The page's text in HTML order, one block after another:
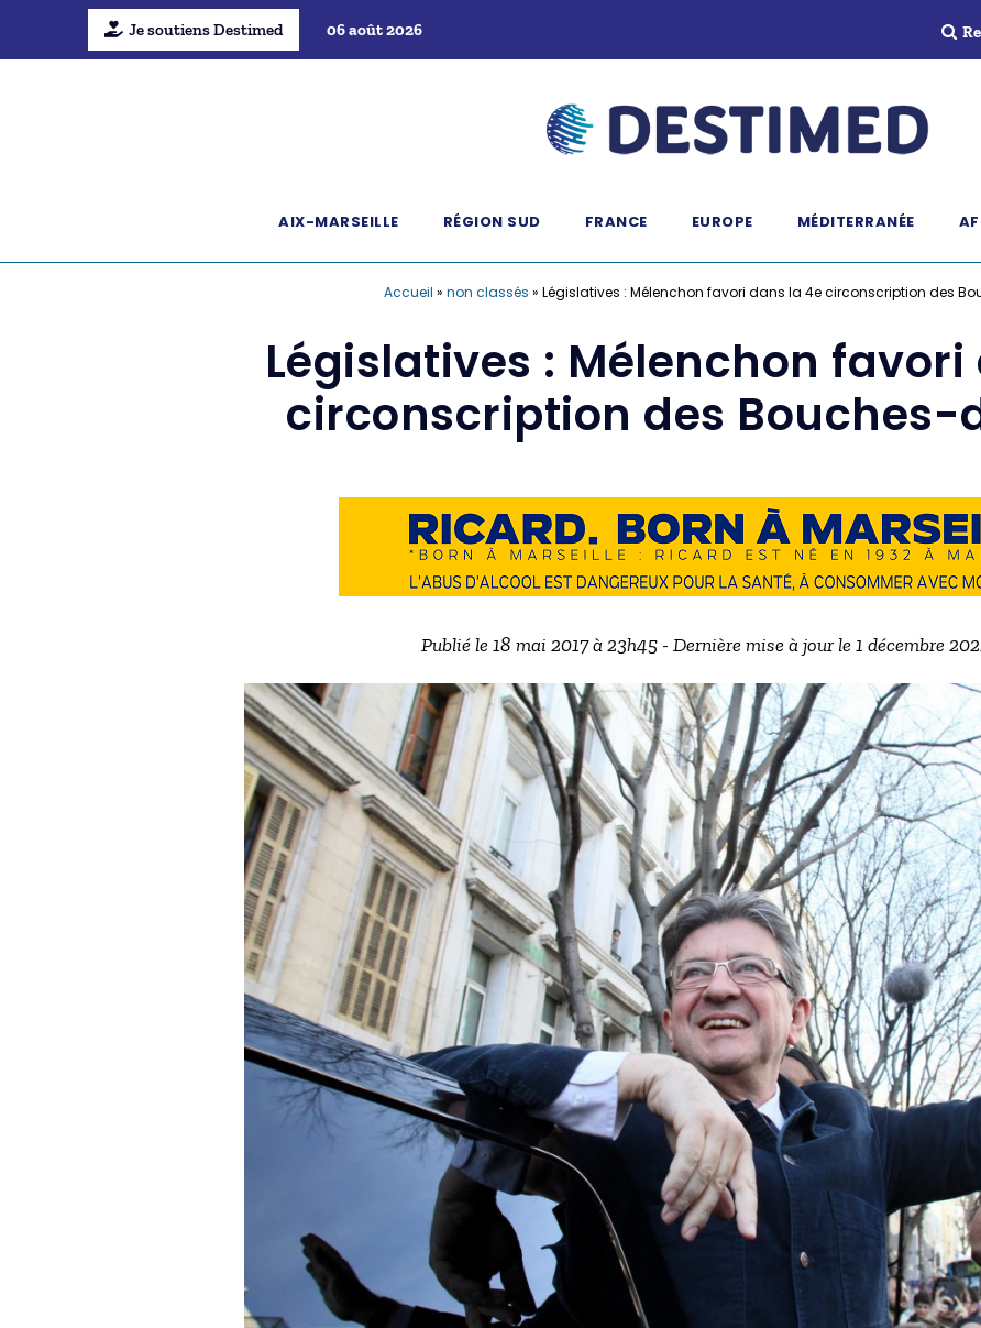
Je soutiens Destimed 06 août 2026
AIX-MARSEILLE RÉGION SUD FRANCE EUROPE MÉDITERRANÉE
Accueil » non classés » Législatives : Mélenchon favori dans la 4e circonscription des
Législatives : Mélenchon favori
circonscription des Bouches-
Publié le 18 mai 2017 à 23h45 - Dernière mise à jour le 1 décembre